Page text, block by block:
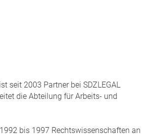
seit 2003 Partner bei SDZLEGAL
die Abteilung für Arbeits- und
bis 1997 Rechtswissenschaften an